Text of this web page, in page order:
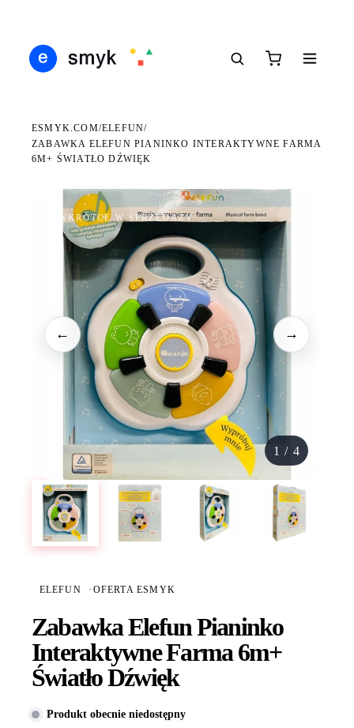
ESMYK.COM/ELEFUN/
ZABAWKA ELEFUN PIANINKO INTERAKTYWNE FARMA
6M+ ŚWIATŁO DŹWIĘK
WKRÓTCE W SPRZEDAŻY
← →
1 / 4
ELEFUN · OFERTA ESMYK
Zabawka Elefun Pianinko
Interaktywne Farma 6m+
Światło Dźwięk
Produkt obecnie niedostępny